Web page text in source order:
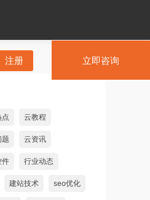
注册 立即咨询
云教程
云资讯
件 行业动态
建站技术 seo优化